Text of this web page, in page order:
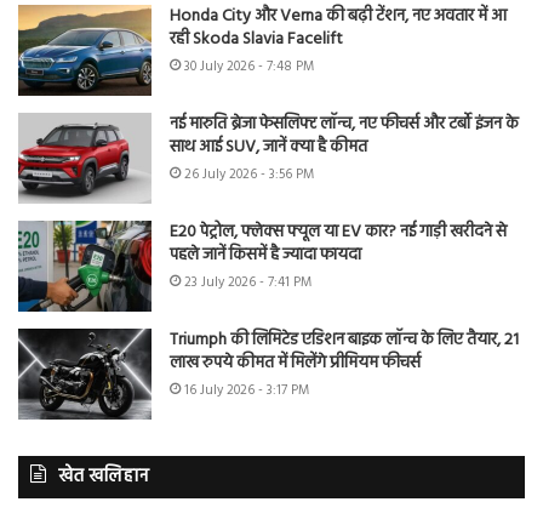
Honda City और Verna की बढ़ी टेंशन, नए अवतार में आ
रही Skoda Slavia Facelift
30 July 2026 - 7:48 PM
नई मारुति ब्रेजा फेसलिफ्ट लॉन्च, नए फीचर्स और टर्बो इंजन के
साथ आई SUV, जानें क्या है कीमत
26 July 2026 - 3:56 PM
E20 पेट्रोल, फ्लेक्स फ्यूल या EV कार? नई गाड़ी खरीदने से
पहले जानें किसमें है ज्यादा फायदा
23 July 2026 - 7:41 PM
Triumph की लिमिटेड एडिशन बाइक लॉन्च के लिए तैयार, 21
लाख रुपये कीमत में मिलेंगे प्रीमियम फीचर्स
16 July 2026 - 3:17 PM
खेत खलिहान